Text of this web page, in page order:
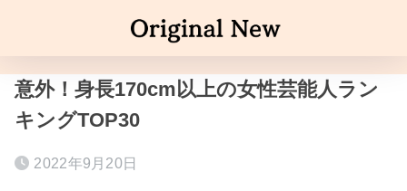
意外！身長170cm以上の女性芸能人ラン
キングTOP30
2022年9月20日